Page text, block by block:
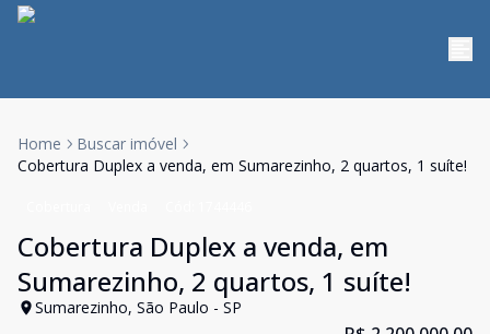
Home
Buscar imóvel
Cobertura Duplex a venda, em Sumarezinho, 2 quartos, 1 suíte!
Cobertura Duplex a venda, em
Sumarezinho, 2 quartos, 1 suíte!
Sumarezinho, São Paulo - SP